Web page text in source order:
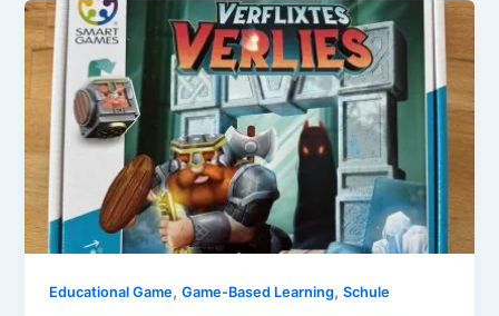
Educational Game,Game-Based Learning,Schule